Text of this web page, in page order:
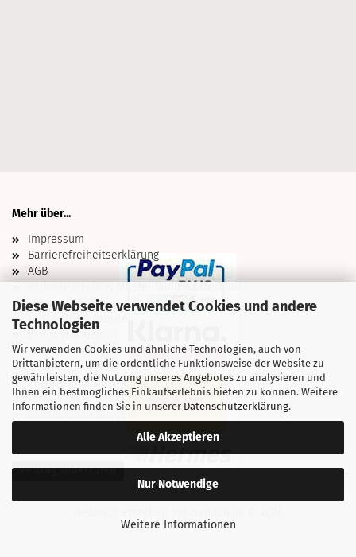
Diese Webseite verwendet Cookies und andere
Technologien
Wir verwenden Cookies und ähnliche Technologien, auch von
Drittanbietern, um die ordentliche Funktionsweise der Website zu
gewährleisten, die Nutzung unseres Angebotes zu analysieren und
Ihnen ein bestmögliches Einkaufserlebnis bieten zu können. Weitere
Informationen finden Sie in unserer Datenschutzerklärung.
Alle Akzeptieren
Nur Notwendige
Weitere Informationen
Mehr über...
Impressum
Barrierefreiheitserklärung
AGB
Versand- & Zahlungsbedingungen
Ladenöffnungszeiten
Zahlungsarten
Über uns
Kontakt
Sitzung unterbrochen
Privatsphäre und Datenschutz
Cookie Einstellungen
Vertrag widerrufen